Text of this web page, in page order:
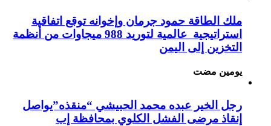
ملك الطاقة حمود جرمان وإخوانه توقع اتفاقية
استراتيجية عالمية لتوريد 988 ميجاوات من أنظمة
التخزين إلى اليمن
‏يومين مضت
رجل الخير عبده محمد الحبيشي “منقذه”يواصل
إنقاذ مرضى الفشل الكلوي بمحافظة إب